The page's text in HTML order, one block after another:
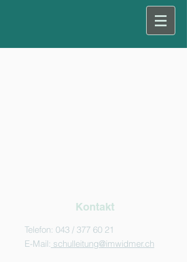
Kontakt
Telefon: 043 / 377 60 21
E-Mail: schulleitung@imwidmer.ch